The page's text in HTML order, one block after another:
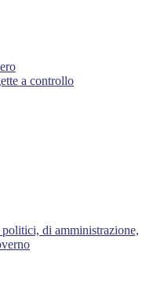
a controllo
di amministrazione,